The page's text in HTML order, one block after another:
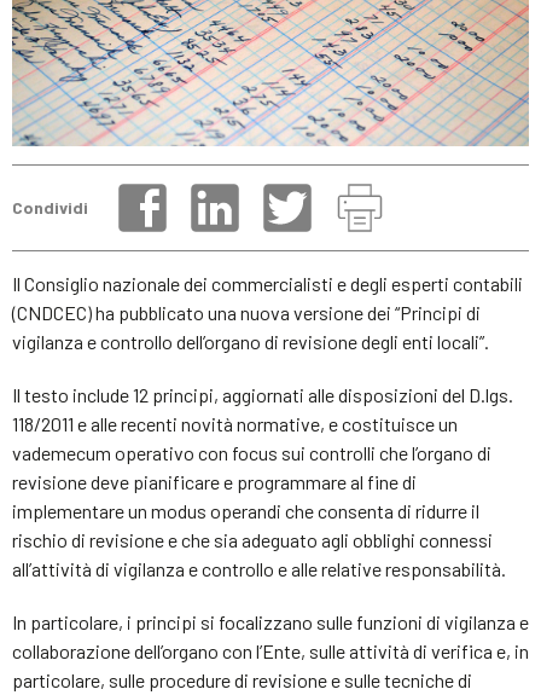
Condividi
Il Consiglio nazionale dei commercialisti e degli esperti contabili
(CNDCEC) ha pubblicato una nuova versione dei “Principi di
vigilanza e controllo dell’organo di revisione degli enti locali”.
Il testo include 12 principi, aggiornati alle disposizioni del D.lgs.
118/2011 e alle recenti novità normative, e costituisce un
vademecum operativo con focus sui controlli che l’organo di
revisione deve pianificare e programmare al fine di
implementare un modus operandi che consenta di ridurre il
rischio di revisione e che sia adeguato agli obblighi connessi
all’attività di vigilanza e controllo e alle relative responsabilità.
In particolare, i principi si focalizzano sulle funzioni di vigilanza e
collaborazione dell’organo con l’Ente, sulle attività di verifica e, in
particolare, sulle procedure di revisione e sulle tecniche di